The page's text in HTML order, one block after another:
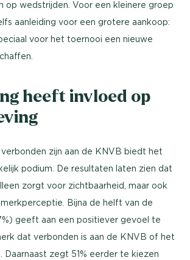
op wedstrijden. Voor een kleinere groep
aanleiding voor een grotere aankoop:
voor het toernooi een nieuwe
heeft invloed op
zijn aan de KNVB biedt het
podium. De resultaten laten zien dat
zorgt voor zichtbaarheid, maar ook
Bijna de helft van de
geeft aan een positiever gevoel te
dat verbonden is aan de KNVB of het
Daarnaast zegt 51% eerder te kiezen